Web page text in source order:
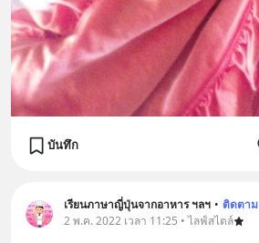
บันทึก
เรียนภาษาญี่ปุ่นจากอาหาร ฯลฯ • ติดตาม
2 พ.ค. 2022 เวลา 11:25 • ไลฟ์สไตล์